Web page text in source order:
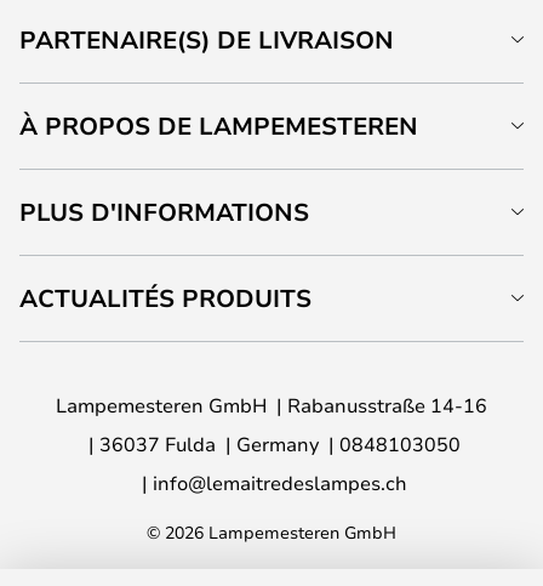
PARTENAIRE(S) DE LIVRAISON
À PROPOS DE LAMPEMESTEREN
PLUS D'INFORMATIONS
ACTUALITÉS PRODUITS
Lampemesteren GmbH
Rabanusstraße 14-16
36037 Fulda
Germany
0848103050
info@lemaitredeslampes.ch
© 2026 Lampemesteren GmbH